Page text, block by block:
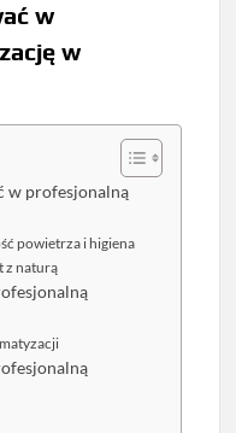
w
w
w profesjonalną
powietrza i higiena
z naturą